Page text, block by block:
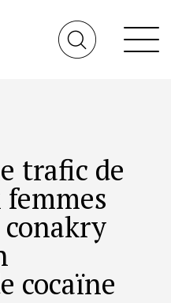
trafic de
cocaïne